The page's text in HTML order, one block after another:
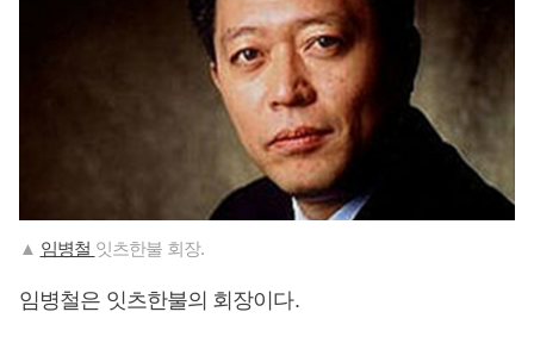
▲ 임병철 잇츠한불 회장.
임병철은 잇츠한불의 회장이다.